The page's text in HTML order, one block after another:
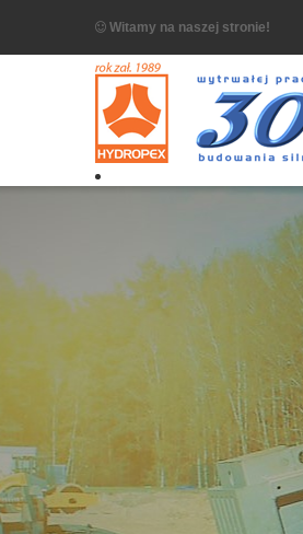
Witamy na naszej stronie!